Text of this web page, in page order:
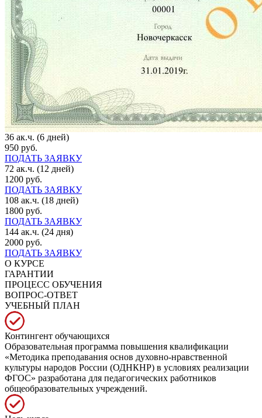
36 ак.ч. (6 дней)
950 руб.
ПОДАТЬ ЗАЯВКУ
72 ак.ч. (12 дней)
1200 руб.
ПОДАТЬ ЗАЯВКУ
108 ак.ч. (18 дней)
1800 руб.
ПОДАТЬ ЗАЯВКУ
144 ак.ч. (24 дня)
2000 руб.
ПОДАТЬ ЗАЯВКУ
О КУРСЕ
ГАРАНТИИ
ПРОЦЕСС ОБУЧЕНИЯ
ВОПРОС-ОТВЕТ
УЧЕБНЫЙ ПЛАН
Контингент обучающихся
Образовательная программа повышения квалификации
«Методика преподавания основ духовно-нравственной
культуры народов России (ОДНКНР) в условиях реализации
ФГОС» разработана для педагогических работников
общеобразовательных учреждений.